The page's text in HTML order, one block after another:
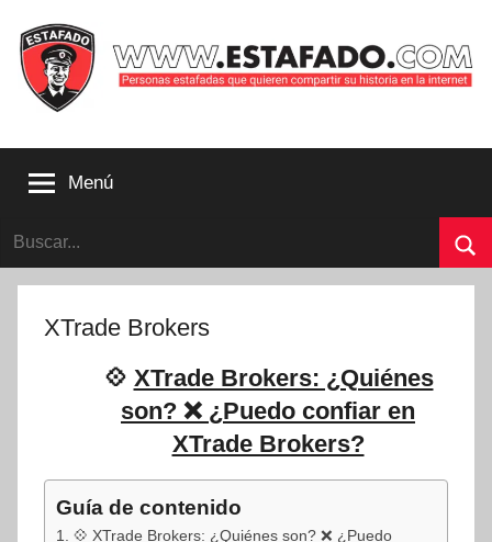
contenido
que
compartir
su
Menú
Buscar:
XTrade Brokers
💠 XTrade Brokers: ¿Quiénes
son? ❌ ¿Puedo confiar en
XTrade Brokers?
Guía de contenido
💠 XTrade Brokers: ¿Quiénes son? ❌ ¿Puedo